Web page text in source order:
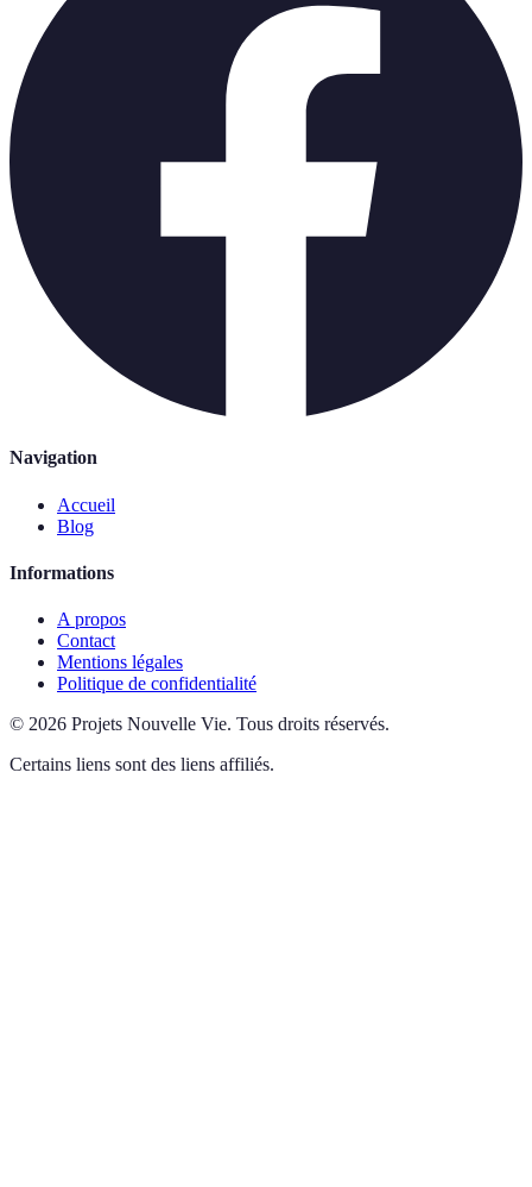
Navigation
Accueil
Blog
Informations
A propos
Contact
Mentions légales
Politique de confidentialité
© 2026 Projets Nouvelle Vie. Tous droits réservés.
Certains liens sont des liens affiliés.